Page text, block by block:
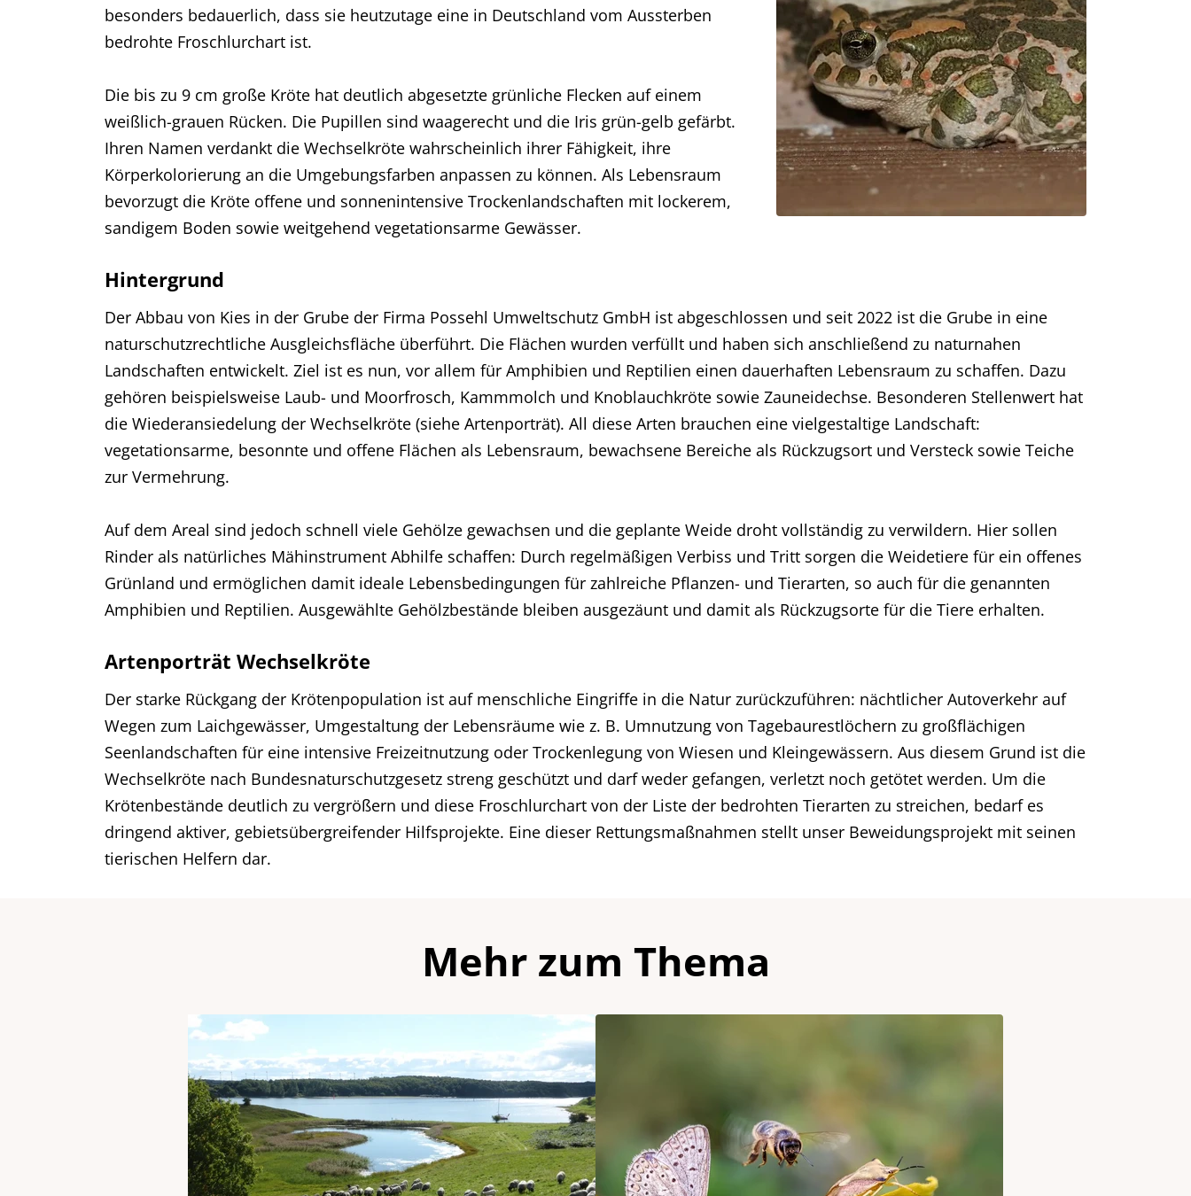
besonders bedauerlich, dass sie heutzutage eine in Deutschland vom Aussterben
bedrohte Froschlurchart ist.
Die bis zu 9 cm große Kröte hat deutlich abgesetzte grünliche Flecken auf einem
weißlich-grauen Rücken. Die Pupillen sind waagerecht und die Iris grün-gelb gefärbt.
Ihren Namen verdankt die Wechselkröte wahrscheinlich ihrer Fähigkeit, ihre
Körperkolorierung an die Umgebungsfarben anpassen zu können. Als Lebensraum
bevorzugt die Kröte offene und sonnenintensive Trockenlandschaften mit lockerem,
sandigem Boden sowie weitgehend vegetationsarme Gewässer.
Hintergrund
Der Abbau von Kies in der Grube der Firma Possehl Umweltschutz GmbH ist abgeschlossen und seit 2022 ist die Grube in eine
naturschutzrechtliche Ausgleichsfläche überführt. Die Flächen wurden verfüllt und haben sich anschließend zu naturnahen
Landschaften entwickelt. Ziel ist es nun, vor allem für Amphibien und Reptilien einen dauerhaften Lebensraum zu schaffen. Dazu
gehören beispielsweise Laub- und Moorfrosch, Kammmolch und Knoblauchkröte sowie Zauneidechse. Besonderen Stellenwert hat
die Wiederansiedelung der Wechselkröte (siehe Artenporträt). All diese Arten brauchen eine vielgestaltige Landschaft:
vegetationsarme, besonnte und offene Flächen als Lebensraum, bewachsene Bereiche als Rückzugsort und Versteck sowie Teiche
zur Vermehrung.
Auf dem Areal sind jedoch schnell viele Gehölze gewachsen und die geplante Weide droht vollständig zu verwildern. Hier sollen
Rinder als natürliches Mähinstrument Abhilfe schaffen: Durch regelmäßigen Verbiss und Tritt sorgen die Weidetiere für ein offenes
Grünland und ermöglichen damit ideale Lebensbedingungen für zahlreiche Pflanzen- und Tierarten, so auch für die genannten
Amphibien und Reptilien. Ausgewählte Gehölzbestände bleiben ausgezäunt und damit als Rückzugsorte für die Tiere erhalten.
Artenporträt Wechselkröte
Der starke Rückgang der Krötenpopulation ist auf menschliche Eingriffe in die Natur zurückzuführen: nächtlicher Autoverkehr auf
Wegen zum Laichgewässer, Umgestaltung der Lebensräume wie z. B. Umnutzung von Tagebaurestlöchern zu großflächigen
Seenlandschaften für eine intensive Freizeitnutzung oder Trockenlegung von Wiesen und Kleingewässern. Aus diesem Grund ist die
Wechselkröte nach Bundesnaturschutzgesetz streng geschützt und darf weder gefangen, verletzt noch getötet werden. Um die
Krötenbestände deutlich zu vergrößern und diese Froschlurchart von der Liste der bedrohten Tierarten zu streichen, bedarf es
dringend aktiver, gebietsübergreifender Hilfsprojekte. Eine dieser Rettungsmaßnahmen stellt unser Beweidungsprojekt mit seinen
tierischen Helfern dar.
Mehr zum Thema